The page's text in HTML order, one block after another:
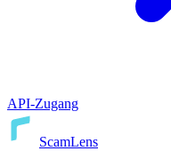
API-Zugang
ScamLens